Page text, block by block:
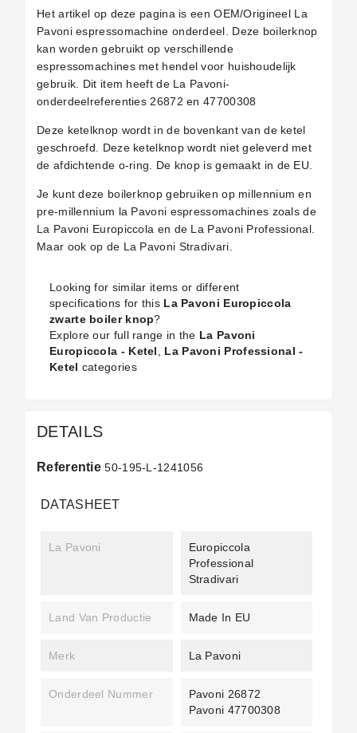
Het artikel op deze pagina is een OEM/Origineel La
Pavoni espressomachine onderdeel. Deze boilerknop
kan worden gebruikt op verschillende
espressomachines met hendel voor huishoudelijk
gebruik. Dit item heeft de La Pavoni-
onderdeelreferenties 26872 en 47700308
Deze ketelknop wordt in de bovenkant van de ketel
geschroefd. Deze ketelknop wordt niet geleverd met
de afdichtende o-ring. De knop is gemaakt in de EU.
Je kunt deze boilerknop gebruiken op millennium en
pre-millennium la Pavoni espressomachines zoals de
La Pavoni Europiccola en de La Pavoni Professional.
Maar ook op de La Pavoni Stradivari.
Looking for similar items or different
specifications for this La Pavoni Europiccola
zwarte boiler knop?
Explore our full range in the La Pavoni
Europiccola - Ketel
La Pavoni Professional -
Ketel categories
DETAILS
Referentie 50-195-L-1241056
DATASHEET
La Pavoni
Europiccola
Professional
Stradivari
Land Van Productie Made In EU
Merk La Pavoni
Onderdeel Nummer
Pavoni 26872
Pavoni 47700308